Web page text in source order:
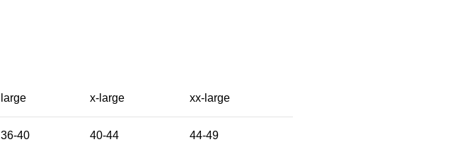
large x-large xx-large
36-40 40-44 44-49